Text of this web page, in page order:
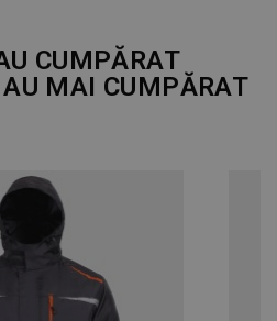
CUMPĂRAT
MAI CUMPĂRAT